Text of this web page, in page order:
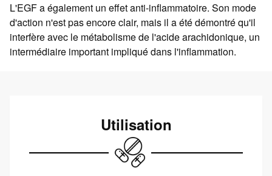
L'EGF a également un effet anti-inflammatoire. Son mode
d'action n'est pas encore clair, mais il a été démontré qu'il
interfère avec le métabolisme de l'acide arachidonique, un
intermédiaire important impliqué dans l'inflammation.
Utilisation